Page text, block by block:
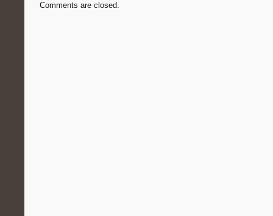
Comments are closed.